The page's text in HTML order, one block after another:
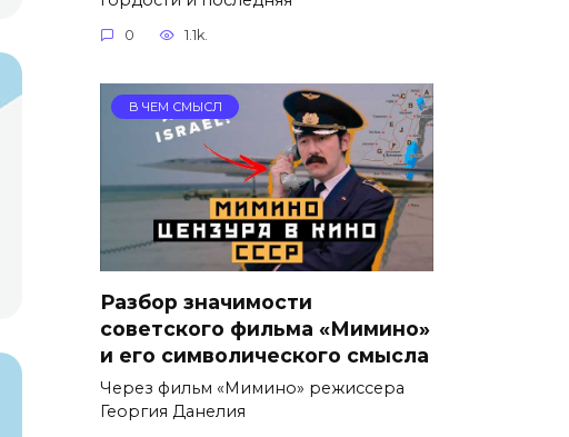
0 1.1k.
В ЧЕМ СМЫСЛ
Разбор значимости
советского фильма «Мимино»
и его символического смысла
Через фильм «Мимино» режиссера
Георгия Данелия